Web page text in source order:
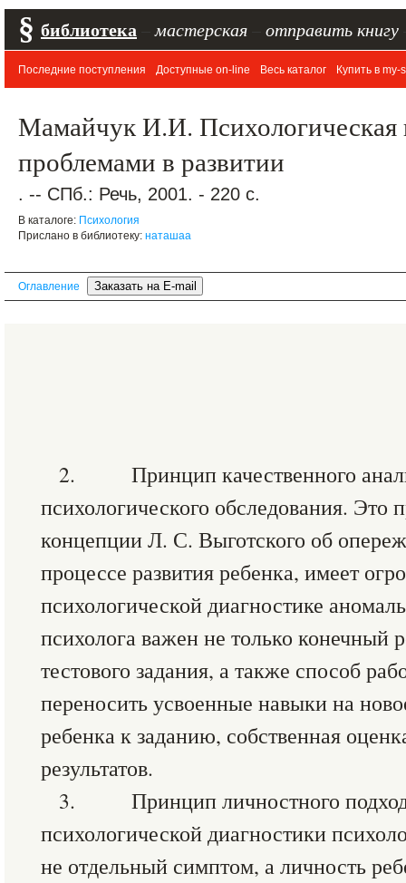
§ библиотека мастерская отправить книгу
Последние поступления Доступные on-line Весь каталог Купить в my-
Мамайчук И.И. Психологическая
проблемами в развитии
. -- СПб.: Речь, 2001. - 220 с.
В каталоге: Психология
Прислано в библиотеку: наташаа
Оглавление
2. Принцип качественного
психологического обследования.
концепции Л. С. Выготского об
процессе развития ребенка, имеет
психологической диагностике
психолога важен не только конечный
тестового задания, а также способ
переносить усвоенные навыки на
ребенка к заданию, собственная
результатов.
3. Принцип личностного
психологической диагностики
не отдельный симптом, а личность